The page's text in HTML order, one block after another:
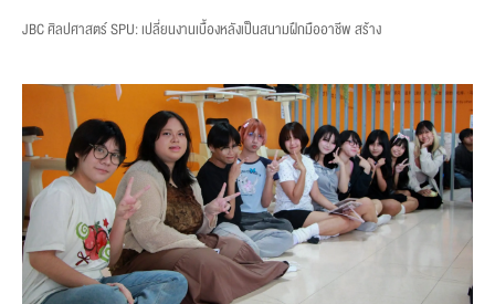
JBC ศิลปศาสตร์ SPU: เปลี่ยนงานเบื้องหลังเป็นสนามฝึกมืออาชีพ สร้าง